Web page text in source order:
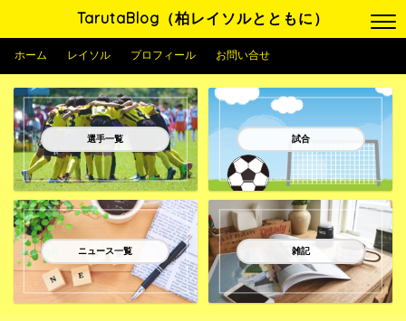
TarutaBlog（柏レイソルとともに）
ホーム レイソル プロフィール お問い合せ
選手一覧 試合
ニュース一覧 雑記